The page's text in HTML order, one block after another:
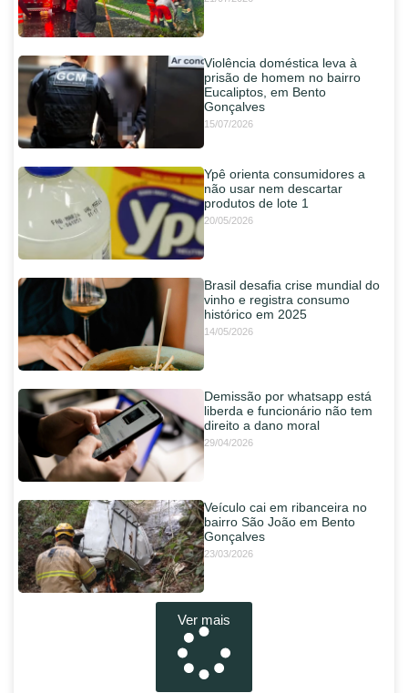
Violência doméstica leva à
prisão de homem no bairro
Eucaliptos, em Bento
Gonçalves
15/07/2026
Ypê orienta consumidores a
não usar nem descartar
produtos de lote 1
20/05/2026
Brasil desafia crise mundial do
vinho e registra consumo
histórico em 2025
14/05/2026
Demissão por whatsapp está
liberda e funcionário não tem
direito a dano moral
29/04/2026
Veículo cai em ribanceira no
bairro São João em Bento
Gonçalves
23/03/2026
Ver mais